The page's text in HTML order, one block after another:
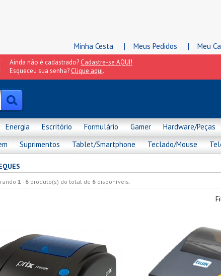
Minha Cesta | Meus Pedidos | Meu
Ainda não é cadastrado? Cadastre-se AQUI!
Esqueceu sua senha? Clique aqui.
Energia Escritório Formulário Gamer Hardware/Peças
Suprimentos Tablet/Smartphone Teclado/Mouse
1 - 6produto(s) do total de 6disponíveis.